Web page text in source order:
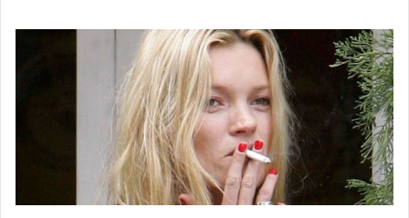
nosijo prvine slovenske kulture. Mojster oblikovanja nas je
odvedel v čarobni svet brezčasnih umetnin, ki so nastale v
njegovih rokah. Preberite!